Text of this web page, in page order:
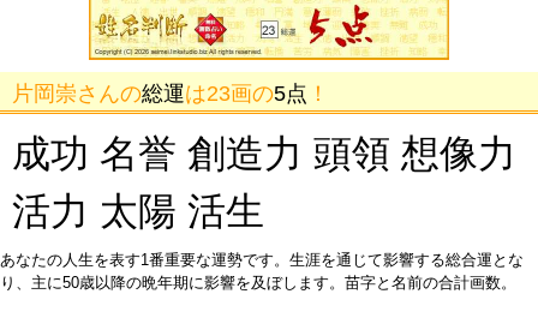
片岡崇さんの総運は23画の5点 ！
成功 名誉 創造力 頭領 想像力
活力 太陽 活生
あなたの人生を表す1番重要な運勢です。生涯を通じて影響する総合運とな
り、主に50歳以降の晩年期に影響を及ぼします。苗字と名前の合計画数。